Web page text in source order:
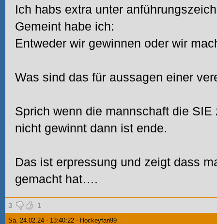
Ich habs extra unter
Gemeint habe ich:
Entweder wir gewinnen oder wir
Was sind das für aussagen einer
Sprich wenn die mannschaft die
nicht gewinnt dann ist ende.
Das ist erpressung und zeigt dass
gemacht hat….
3 1
Sa. 24.02.24 - 13:40:22 - Hockeyfan99